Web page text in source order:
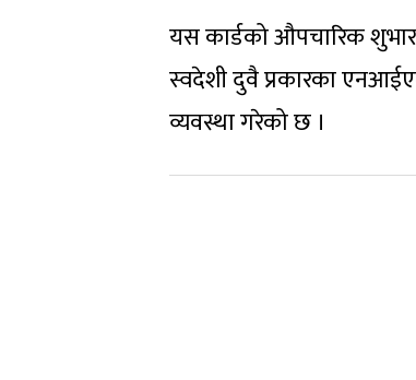
यस कार्डको औपचारिक
स्वदेशी दुवै प्रकारका
व्यवस्था गरेको छ ।